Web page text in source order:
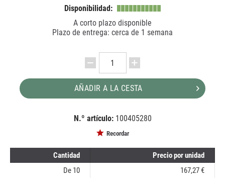
Disponibilidad:
A corto plazo disponible
Plazo de entrega: cerca de 1 semana
AÑADIR A LA CESTA
N.º artículo: 100405280
Recordar
Cantidad
Precio por unidad
De 10 167,27 €